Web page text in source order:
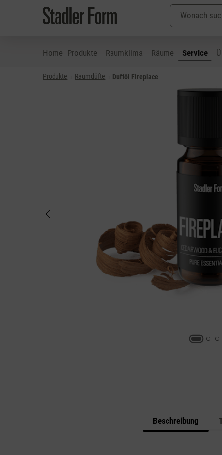
Hauptinhalt springen
Zur Suche springen
Zur Hauptnavigation springen
Home Produkte Raumklima Räume Service
Produkte Raumdüfte Duftöl Fireplace
Beschreibung